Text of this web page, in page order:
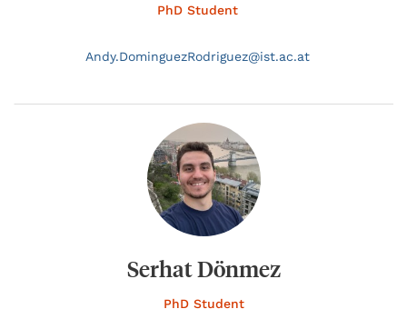
PhD Student
Andy.DominguezRodriguez@ist.ac.at
Serhat Dönmez
PhD Student